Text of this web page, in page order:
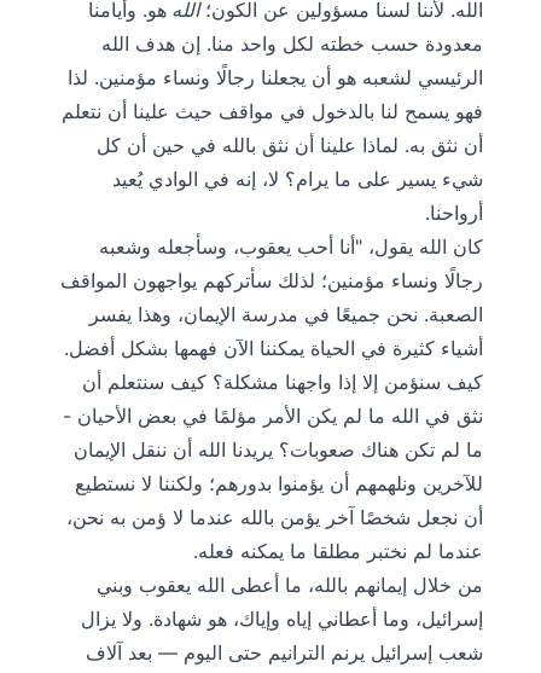
الله. لأننا لسنا مسؤولين عن الكون؛الله هو. وأيامنا
معدودة حسب خطته لكل واحد منا. إن هدف الله
الرئيسي لشعبه هو أن يجعلنا رجالًا ونساء مؤمنين. لذا
فهو يسمح لنا بالدخول في مواقف حيث علينا أن نتعلم
أن نثق به. لماذا علينا أن نثق بالله في حين أن كل
شيء يسير على ما يرام؟ لا، إنه في الوادي يُعيد
أرواحنا.
كان الله يقول، "أنا أحب يعقوب، وسأجعله وشعبه
رجالًا ونساء مؤمنين؛ لذلك سأتركهم يواجهون المواقف
الصعبة. نحن جميعًا في مدرسة الإيمان، وهذا يفسر
أشياء كثيرة في الحياة يمكننا الآن فهمها بشكل أفضل.
كيف سنؤمن إلا إذا واجهنا مشكلة؟ كيف سنتعلم أن
نثق في الله ما لم يكن الأمر مؤلمًا في بعض الأحيان -
ما لم تكن هناك صعوبات؟ يريدنا الله أن ننقل الإيمان
للآخرين ونلهمهم أن يؤمنوا بدورهم؛ ولكننا لا نستطيع
أن نجعل شخصًا آخر يؤمن بالله عندما لا ؤمن به نحن،
عندما لم نختبر مطلقا ما يمكنه فعله.
من خلال إيمانهم بالله، ما أعطى الله يعقوب وبني
إسرائيل، وما أعطاني إياه وإياك، هو شهادة. ولا يزال
شعب إسرائيل يرنم الترانيم حتى اليوم — بعد آلاف